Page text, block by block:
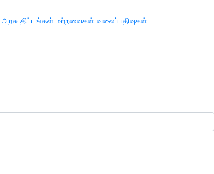
அரசு திட்டங்கள் மற்றவைகள் வலைப்பதிவுகள்